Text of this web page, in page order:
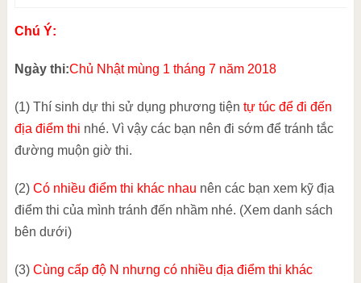
Chú Ý:
Ngày thi:Chủ Nhật mùng 1 tháng 7 năm 2018
(1) Thí sinh dự thi sử dụng phương tiện tự túc để đi đến
địa điểm thi nhé. Vì vậy các bạn nên đi sớm để tránh tắc
đường muộn giờ thi.
(2) Có nhiều điểm thi khác nhau nên các bạn xem kỹ địa
điểm thi của mình tránh đến nhầm nhé. (Xem danh sách
bên dưới)
(3) Cùng cấp độ N nhưng có nhiều địa điểm thi khác